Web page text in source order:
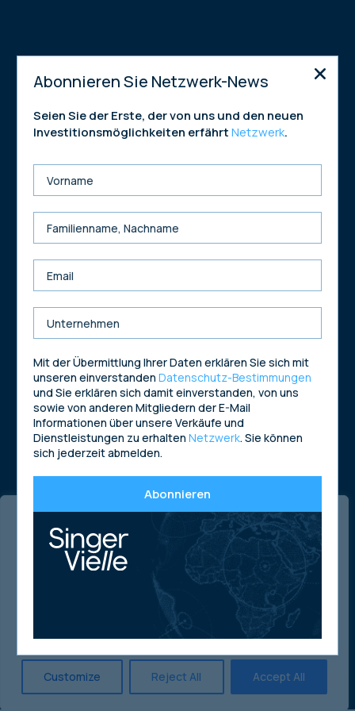
We use cookies to make our site work. We'd also like to
set analytics cookies that help us improve by measuring
how you use the site. These will be set only if you accept.
For more detailed information about our cookies, see our
Cookies Policy page.
Customize Reject All Accept All
please enter your password below:
Password:
Abonnieren Sie Netzwerk-News
Seien Sie der Erste, der von uns und den neuen
Investitionsmöglichkeiten erfährtNetzwerk.
Mit der Übermittlung Ihrer Daten erklären Sie sich mit
unseren einverstandenDatenschutz-Bestimmungen
und Sie erklären sich damit einverstanden, von uns
sowie von anderen Mitgliedern der E-Mail
Informationen über unsere Verkäufe und
Dienstleistungen zu erhaltenNetzwerk. Sie können
sich jederzeit abmelden.
Abonnieren